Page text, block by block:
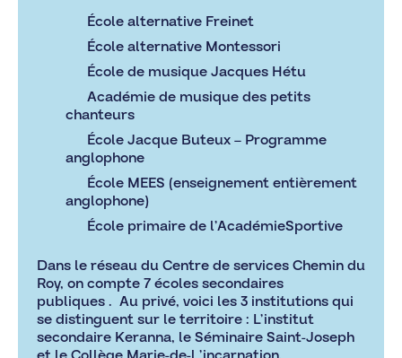
École alternative Freinet
École alternative Montessori
École de musique Jacques Hétu
Académie de musique des petits
chanteurs
École Jacque Buteux – Programme
anglophone
École MEES (enseignement entièrement
anglophone)
École primaire de l’AcadémieSportive
Dans le réseau du Centre de services Chemin du
Roy, on compte7 écoles secondaires
publiques. Au privé, voici les 3 institutions qui
se distinguent sur le territoire : L’institut
secondaire Keranna, le Séminaire Saint-Joseph